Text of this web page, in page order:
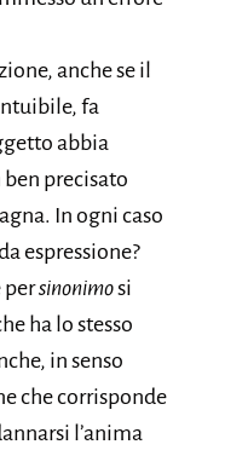
anche se il
fa
abbia
precisato
In ogni caso
espressione?
persinonimosi
ha lo stesso
in senso
che corrisponde
l’anima